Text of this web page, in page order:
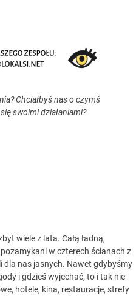
Chciałbyś nas o czymś
swoimi działaniami?
wiele z lata. Całą ładną,
w czterech ścianach z
dla nas jasnych. Nawet gdybyśmy
i gdzieś wyjechać, to i tak nie
hotele, kina, restauracje, strefy